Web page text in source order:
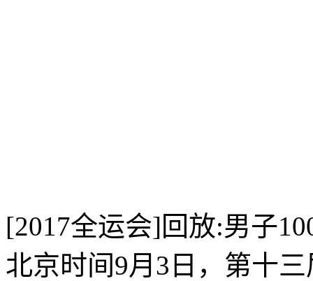
[2017全运会]回放:男子
北京时间9月3日，第十